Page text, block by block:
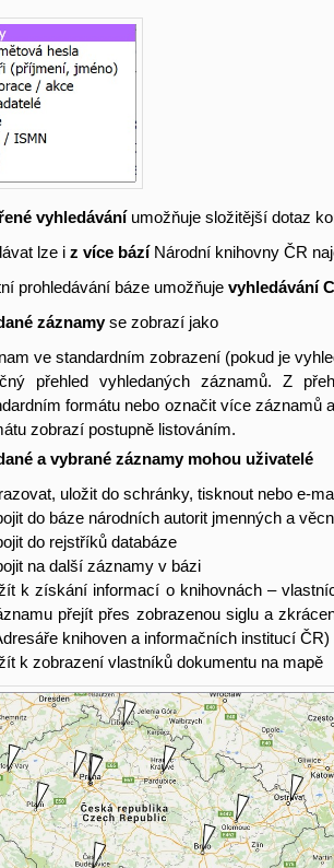
vyhledávání umožňuje složitější dotaz
lze iz více bázíNárodní knihovny ČR
prohledávání báze umožňujevyhledávání
záznamyse zobrazí jako
ve standardním zobrazení (pokud je
přehled vyhledaných záznamů. Z
formátu nebo označit více záznamů
zobrazí postupně listováním.
a vybrané záznamy mohou uživatelé
uložit do schránky, tisknout nebo e-
do báze národních autorit jmenných a
do rejstříků databáze
na další záznamy v bázi
k získání informací o knihovnách –
přejít přes zobrazenou siglu a
knihoven a informačních institucí ČR)
k zobrazení vlastníků dokumentu na mapě